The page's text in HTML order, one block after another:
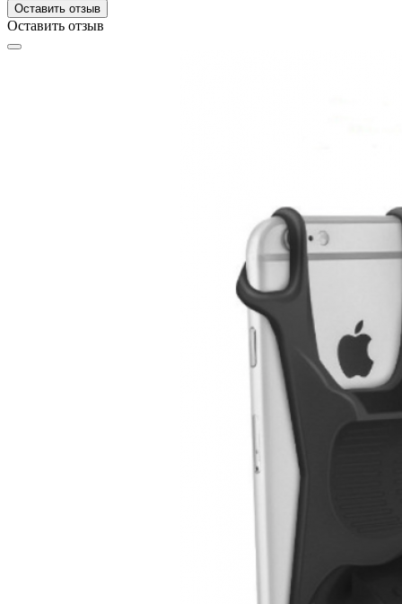
Оставить отзыв
Оставить отзыв